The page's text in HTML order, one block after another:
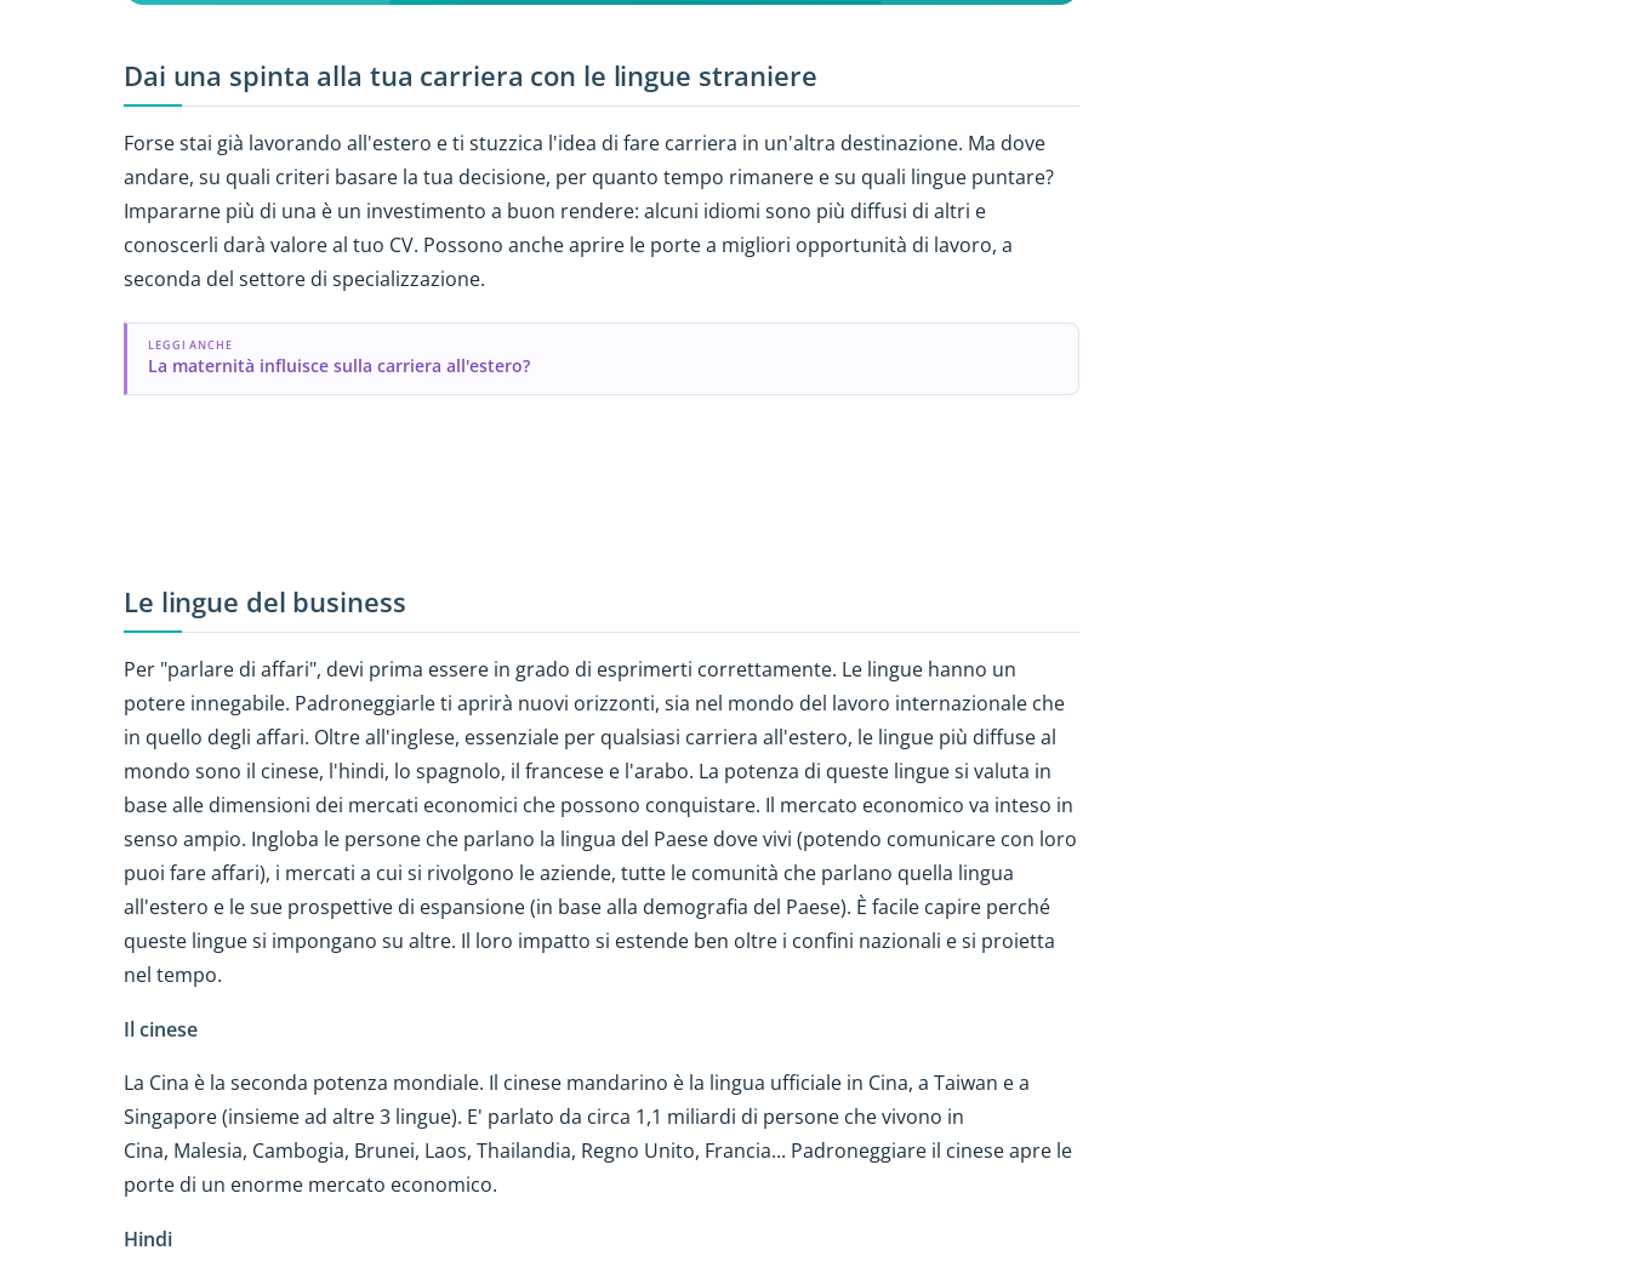
Dai una spinta alla tua carriera con le lingue straniere
Forse stai già lavorando all'estero e ti stuzzica l'idea di fare carriera in un'altra destinazione. Ma dove
andare, su quali criteri basare la tua decisione, per quanto tempo rimanere e su quali lingue puntare?
Impararne più di una è un investimento a buon rendere: alcuni idiomi sono più diffusi di altri e
conoscerli darà valore al tuo CV. Possono anche aprire le porte a migliori opportunità di lavoro, a
seconda del settore di specializzazione.
LEGGI ANCHE
La maternità influisce sulla carriera all'estero?
Le lingue del business
Per "parlare di affari", devi prima essere in grado di esprimerti correttamente. Le lingue hanno un
potere innegabile. Padroneggiarle ti aprirà nuovi orizzonti, sia nel mondo del lavoro internazionale che
in quello degli affari. Oltre all'inglese, essenziale per qualsiasi carriera all'estero, le lingue più diffuse al
mondo sono il cinese, l'hindi, lo spagnolo, il francese e l'arabo. La potenza di queste lingue si valuta in
base alle dimensioni dei mercati economici che possono conquistare. Il mercato economico va inteso in
senso ampio. Ingloba le persone che parlano la lingua del Paese dove vivi (potendo comunicare con loro
puoi fare affari), i mercati a cui si rivolgono le aziende, tutte le comunità che parlano quella lingua
all'estero e le sue prospettive di espansione (in base alla demografia del Paese). È facile capire perché
queste lingue si impongano su altre. Il loro impatto si estende ben oltre i confini nazionali e si proietta
nel tempo.
Il cinese
La Cina è la seconda potenza mondiale. Il cinese mandarino è la lingua ufficiale in Cina, a Taiwan e a
Singapore (insieme ad altre 3 lingue). E' parlato da circa 1,1 miliardi di persone che vivono in
Cina, Malesia, Cambogia, Brunei, Laos, Thailandia, Regno Unito, Francia... Padroneggiare il cinese apre le
porte di un enorme mercato economico.
Hindi